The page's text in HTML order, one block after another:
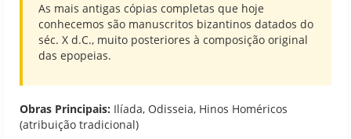
As mais antigas cópias completas que hoje
conhecemos são manuscritos bizantinos datados do
séc. X d.C., muito posteriores à composição original
das epopeias.
Obras Principais: Ilíada, Odisseia, Hinos Homéricos
(atribuição tradicional)